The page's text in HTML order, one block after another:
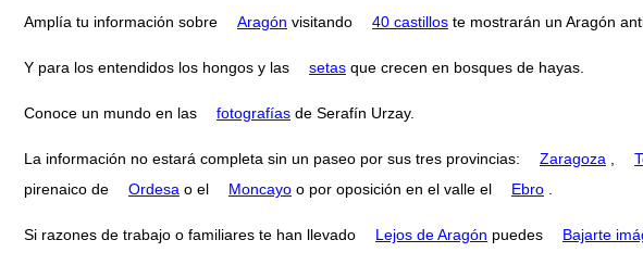
Amplía tu información sobre Aragón visitando 40 castillos te mostrarán un Aragón
Y para los entendidos los hongos y las setas que crecen en bosques de hayas.
Conoce un mundo en las fotografías de Serafín Urzay.
La información no estará completa sin un paseo por sus tres provincias: Zaragoza
pirenaico de
Ordesa o el Moncayo o por oposición en el valle el Ebro
Si razones de trabajo o familiares te han llevado Lejos de Aragón puedes Bajarte